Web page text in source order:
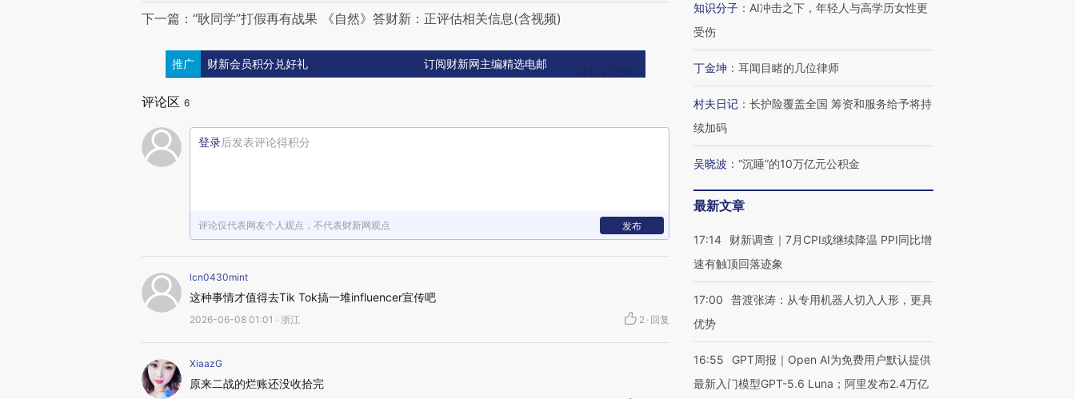
下一篇：“耿同学”打假再有战果 《自然》答财新：正评估相关信息(含视频)
推广 财新会员积分兑好礼 订阅财新网主编精选电邮
评论区 6
登录后发表评论得积分
评论仅代表网友个人观点，不代表财新网观点 发布
lcn0430mint
这种事情才值得去Tik Tok搞一堆influencer宣传吧
2026-06-08 01:01 · 浙江 2 · 回复
XiaazG
原来二战的烂账还没收拾完
知识分子 ： AI冲击之下，年轻人与高学历女性更
受伤
丁金坤 ： 耳闻目睹的几位律师
村夫日记 ： 长护险覆盖全国 筹资和服务给予将持
续加码
吴晓波 ： “沉睡”的10万亿元公积金
最新文章
17:14
财新调查｜7月CPI或继续降温 PPI同比增
速有触顶回落迹象
17:00
普渡张涛：从专用机器人切入人形，更具
优势
16:55
GPT周报｜Open AI为免费用户默认提供
最新入门模型GPT-5.6 Luna；阿里发布2.4万亿